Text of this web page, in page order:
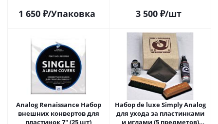
1 650₽/Упаковка 3 500₽/шт
Analog Renaissance Набор
внешних конвертов для
пластинок 7" (25 шт)
Набор de luxe Simply Analog
для ухода за пластинками
и иглами (5 предметов)